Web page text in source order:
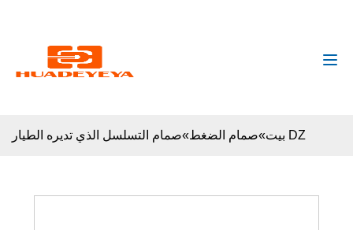
بيت»صمام الضغط» صمام التسلسل الذي تديره الطيار DZ